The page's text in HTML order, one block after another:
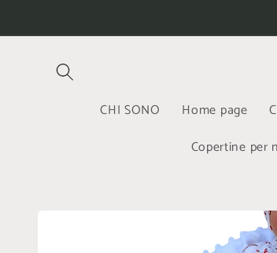
ai contenuti
CHI SONO Home page
Copertine per